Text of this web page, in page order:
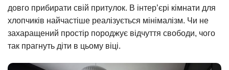
довго прибирати свій притулок. В інтер’єрі кімнати для
хлопчиків найчастіше реалізується мінімалізм. Чи не
захаращений простір породжує відчуття свободи, чого
так прагнуть діти в цьому віці.